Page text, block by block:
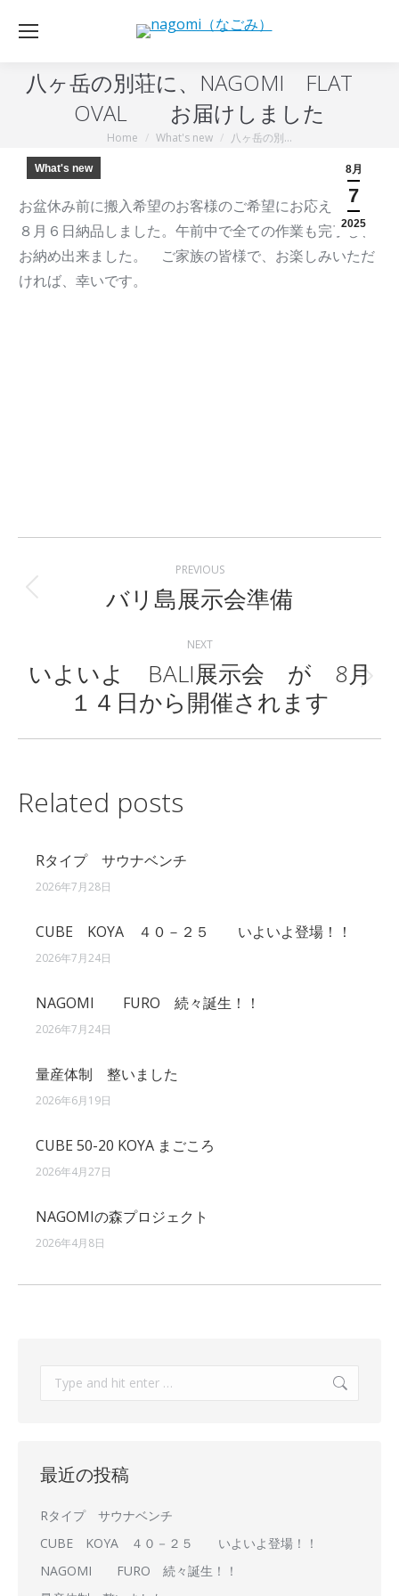
八ヶ岳の別荘に、NAGOMI FLAT
OVAL お届けしました
You are here:
Home What's new 八ヶ岳の別…
8月
7
2025
What's new
お盆休み前に搬入希望のお客様のご希望にお応えして、
８月６日納品しました。午前中で全ての作業も完了し、
お納め出来ました。 ご家族の皆様で、お楽しみいただ
ければ、幸いです。
navigation
PREVIOUS
Previous
バリ島展示会準備
NEXT
Next
post:
いよいよ BALI展示会 が 8月
１４日から開催されます
Related posts
Rタイプ サウナベンチ
2026年7月28日
CUBE KOYA ４０－２５ いよいよ登場！！
2026年7月24日
NAGOMI FURO 続々誕生！！
2026年7月24日
量産体制 整いました
2026年6月19日
CUBE 50-20 KOYA まごころ
2026年4月27日
NAGOMIの森プロジェクト
2026年4月8日
Search:
最近の投稿
Rタイプ サウナベンチ
CUBE KOYA ４０－２５ いよいよ登場！！
NAGOMI FURO 続々誕生！！